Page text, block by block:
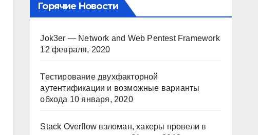
Горячие Новости
Jok3er — Network and Web Pentest Framework
12 февраля, 2020
Тестирование двухфакторной
аутентификации и возможные варианты
обхода 10 января, 2020
Stack Overflow взломан, хакеры провели в